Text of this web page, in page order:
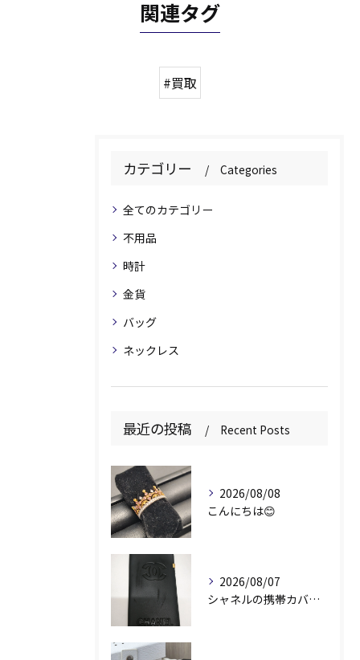
関連タグ
#買取
カテゴリー Categories
全てのカテゴリー
不用品
時計
金貨
バッグ
ネックレス
最近の投稿 Recent Posts
2026/08/08
こんにちは😊
2026/08/07
シャネルの携帯カバー、お持ちいただきありがとうございます📱✨